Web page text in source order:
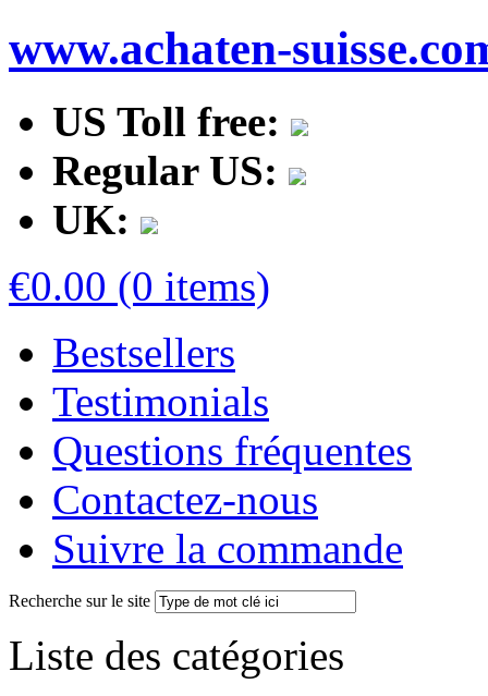
www.achaten-
US Toll free:
Regular US:
UK:
€0.00 (0 items)
Bestsellers
Testimonials
Questions fréquentes
Contactez-nous
Suivre la commande
Recherche sur le site
Liste des catégories